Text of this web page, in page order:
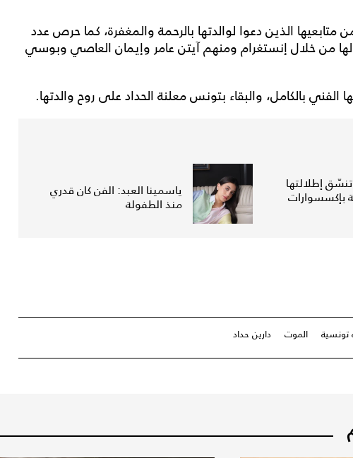
متابعيها الذين دعوا لوالدتها بالرحمة والمغفرة، كما حرص عدد
لها من خلال إنستغرام ومنهم آيتن عامر وإيمان العاصي وبوسي
بالكامل، والبقاء بتونس معلنة الحداد على روح والدتها.
إطلالتها
بإكسسوارات
ياسمينا العبد: الفن كان قدري
منذ الطفولة
تونسية الموت دارين حداد